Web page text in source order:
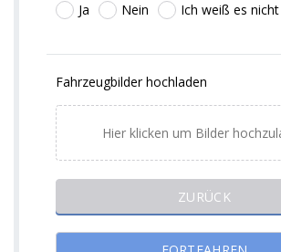
Ja
Nein Ich weiß es nicht
Fahrzeugbilder hochladen
Hier klicken um Bilder
ZURÜCK